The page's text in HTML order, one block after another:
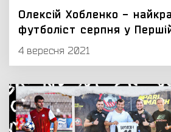
Олексій Хобленко -
футболіст серпня у Першій
4 вересня 2021